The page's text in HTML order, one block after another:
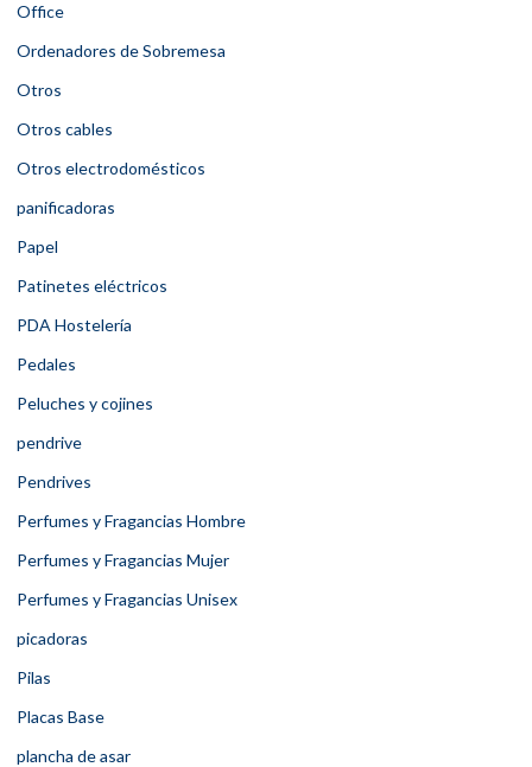
Office
Ordenadores de Sobremesa
Otros
Otros cables
Otros electrodomésticos
panificadoras
Papel
Patinetes eléctricos
PDA Hostelería
Pedales
Peluches y cojines
pendrive
Pendrives
Perfumes y Fragancias Hombre
Perfumes y Fragancias Mujer
Perfumes y Fragancias Unisex
picadoras
Pilas
Placas Base
plancha de asar